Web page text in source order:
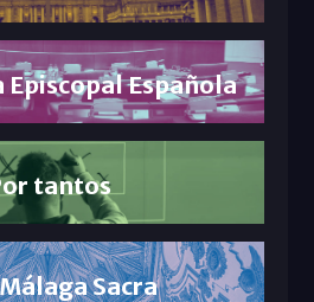
Española
tantos
Sacra